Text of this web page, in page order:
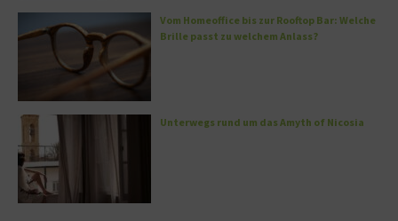
Vom Homeoffice bis zur Rooftop Bar: Welche
Brille passt zu welchem Anlass?
Unterwegs rund um das Amyth of Nicosia